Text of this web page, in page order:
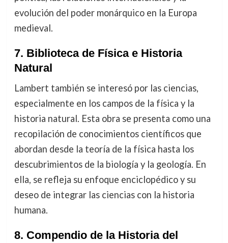
evolución del poder monárquico en la Europa
medieval.
7. Biblioteca de Física e Historia
Natural
Lambert también se interesó por las ciencias,
especialmente en los campos de la física y la
historia natural. Esta obra se presenta como una
recopilación de conocimientos científicos que
abordan desde la teoría de la física hasta los
descubrimientos de la biología y la geología. En
ella, se refleja su enfoque enciclopédico y su
deseo de integrar las ciencias con la historia
humana.
8. Compendio de la Historia del